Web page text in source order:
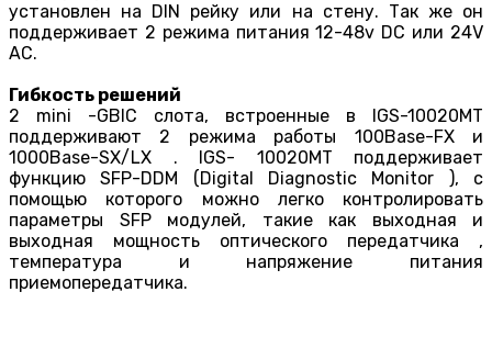
установлен на DIN рейку или на стену. Так же он
поддерживает 2 режима питания 12-48v DC или 24V
AC.
Гибкость решений
2 mini -GBIC слота, встроенные в IGS-10020MT
поддерживают 2 режима работы 100Base-FX и
1000Base-SX/LX . IGS- 10020MT поддерживает
функцию SFP-DDM (Digital Diagnostic Monitor ), c
помощью которого можно легко контролировать
параметры SFP модулей, такие как выходная и
выходная мощность оптического передатчика ,
температура и напряжение питания
приемопередатчика.